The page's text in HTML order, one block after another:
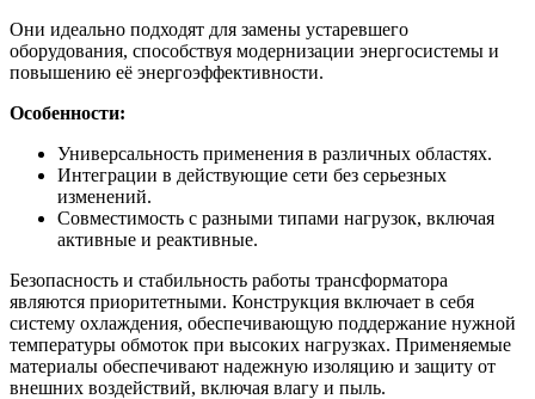
Они идеально подходят для замены устаревшего
оборудования, способствуя модернизации энергосистемы и
повышению её энергоэффективности.
Особенности:
Универсальность применения в различных областях.
Интеграции в действующие сети без серьезных
изменений.
Совместимость с разными типами нагрузок, включая
активные и реактивные.
Безопасность и стабильность работы трансформатора
являются приоритетными. Конструкция включает в себя
систему охлаждения, обеспечивающую поддержание нужной
температуры обмоток при высоких нагрузках. Применяемые
материалы обеспечивают надежную изоляцию и защиту от
внешних воздействий, включая влагу и пыль.